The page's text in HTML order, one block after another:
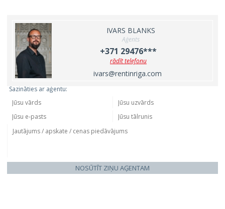
IVARS BLANKS
Aģents
+371 29476***
rādīt telefonu
ivars@rentinriga.com
Sazināties ar aģentu:
NOSŪTĪT ZIŅU AĢENTAM